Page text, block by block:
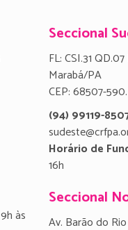
9h às
Seccional
FL: CSI.31
Marabá/PA
CEP: 68507-590.
(94) 99119-
Horário de
16h
Seccional
Av. Barão do